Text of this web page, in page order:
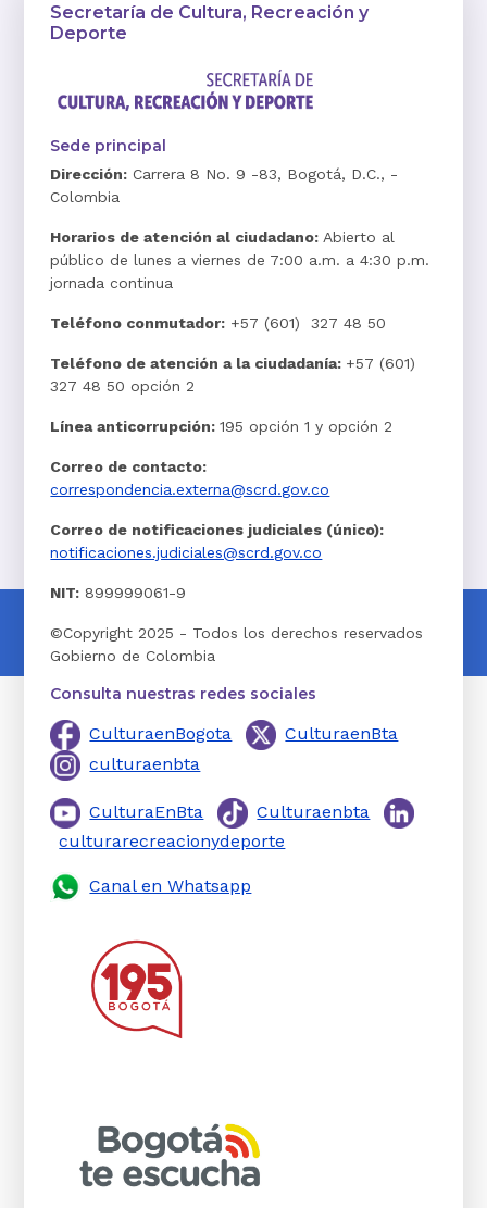
Secretaría de Cultura, Recreación y
Deporte
Sede principal
Dirección: Carrera 8 No. 9 -83, Bogotá, D.C., -
Colombia
Horarios de atención al ciudadano: Abierto al
público de lunes a viernes de 7:00 a.m. a 4:30 p.m.
jornada continua
Teléfono conmutador: +57 (601) 327 48 50
Teléfono de atención a la ciudadanía: +57 (601)
327 48 50 opción 2
Línea anticorrupción:195 opción 1 y opción 2
Correo de contacto:
correspondencia.externa@scrd.gov.co
Correo de notificaciones judiciales (único):
notificaciones.judiciales@scrd.gov.co
NIT: 899999061-9
©Copyright 2025 - Todos los derechos reservados
Gobierno de Colombia
Consulta nuestras redes sociales
CulturaenBogota
CulturaenBta
culturaenbta
CulturaEnBta
Culturaenbta
culturarecreacionydeporte
Canal en Whatsapp